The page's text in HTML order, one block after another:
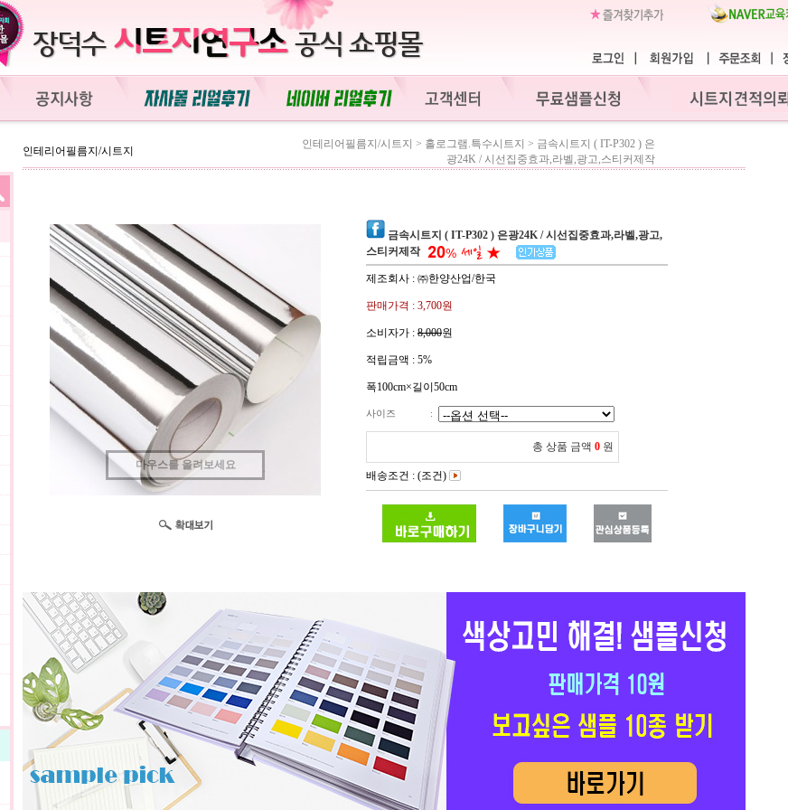
인테리어필름지/시트지
인테리어필름지/시트지 > 홀로그램.특수시트지 > 금속시트지 ( IT-P302 ) 은
광24K / 시선집중효과,라벨,광고,스티커제작
마우스를 올려보세요
금속시트지 ( IT-P302 ) 은광24K / 시선집중효과,라벨,광고,
스티커제작
제조회사 : ㈜한양산업/한국
판매가격 : 3,700원
소비자가 : 8,000원
적립금액 : 5%
폭100cm×길이50cm
사이즈 :
총 상품 금액 0 원
배송조건 : (조건)